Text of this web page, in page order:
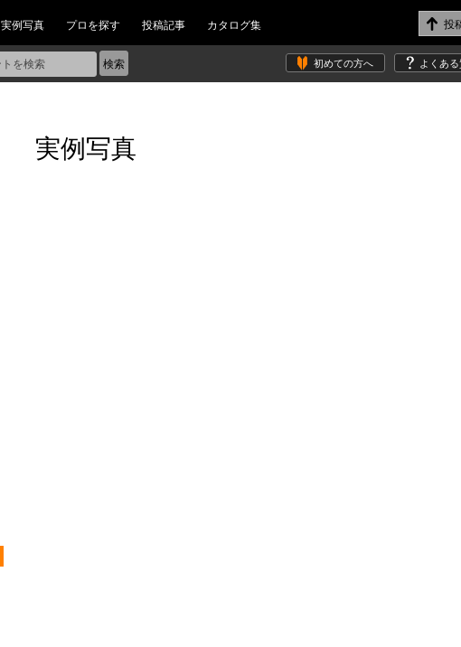
実例写真 プロを探す 投稿記事 カタログ集
初めての方へ よくある
実例写真